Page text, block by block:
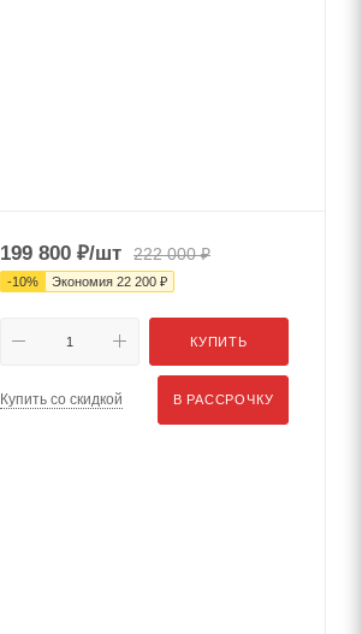
199 800 ₽/шт 222 000₽
-10% Экономия 22 200 ₽
КУПИТЬ
Купить со скидкой В РАССРОЧКУ